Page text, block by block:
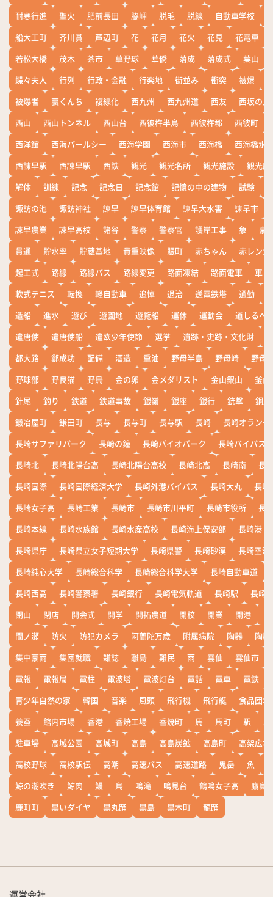
耐寒行進
聖火 肥前長田 脇岬 脱毛 脱線 自動車学校
船大工町
芥川賞 芦辺町 花 花月 花火 花見 花電車
若松大橋
茂木 茶市 草野球 華僑 落成 落成式 葉山
蝶々夫人
行列 行政・金融 行楽地 街並み 衝突 被爆
被爆者
裏くんち 複線化 西九州 西九州道 西友
西坂の丘
西山
西山トンネル 西山台 西彼杵半島 西彼杵郡 西彼町
西洋館
西海パールシー 西海学園 西海市 西海橋
西海橋水
西諌早駅
西諫早駅 西鉄 観光 観光名所 観光施設
観光船
解体
訓練 記念 記念日 記念館 記憶の中の建物 試験
諏訪の池
諏訪神社 諫早 諫早体育館 諫早大水害 諫早市
諫早農業
諫早高校 諸谷 警察 警察官 護岸工事 象
豪
貫通
貯水率 貯蔵基地 貴重映像 賑町 赤ちゃん
赤レンガ
起工式
路線 路線バス 路線変更 路面凍結 路面電車
車
軟式テニス
転換 軽自動車 追悼 退治 送電鉄塔 通勤
造船
進水 遊び 遊園地 遊覧船 運休 運動会
道しるべ
遣唐使
遣唐使船 遣欧少年使節 選挙 遺跡・史跡・文化財
都大路
鄭成功 配備 酒造 重油 野母半島 野母崎
野母
野球部
野良猫 野鳥 金の卵 金メダリスト 金山銀山
釜山
針尾
釣り 鉄道 鉄道事故 銀嶺 銀座 銀行 銃撃
銅座
鍛冶屋町
鎌田町 長与 長与町 長与駅 長崎
長崎オランダ
長崎サファリパーク
長崎の鐘 長崎バイオパーク
長崎バイパス
長崎北
長崎北陽台高 長崎北陽台高校 長崎北高 長崎南
長
長崎国際
長崎国際経済大学 長崎外港バイパス 長崎大丸
長崎
長崎女子高
長崎工業 長崎市 長崎市川平町 長崎市役所
長
長崎本線
長崎水族館 長崎水産高校 長崎海上保安部
長崎港
長崎県庁
長崎県立女子短期大学 長崎県警 長崎砂漠
長崎空港
長崎純心大学
長崎総合科学 長崎総合科学大学 長崎自動車道
長崎西高
長崎警察署 長崎銀行 長崎電気軌道 長崎駅
長崎
閉山
閉店 開会式 開学 開拓農道 開校 開業 開港
間ノ瀬
防火 防犯カメラ 阿蘭陀万歳 附属病院 陶器
陶器
集中豪雨
集団就職 雑誌 離島 難民 雨 雲仙 雲仙市
電報
電報局 電柱 電波塔 電波灯台 電話 電車 電鉄
青少年自然の家
韓国 音楽 風頭 飛行機 飛行艇
食品団地
養蚕
館内市場 香港 香焼工場 香焼町 馬 馬町 駅
駐車場
高城公園 高城町 高島 高島炭鉱 高島町
高架広場
高校野球
高校駅伝 高潮 高速バス 高速道路 鬼岳 魚
鯨の潮吹き
鯨肉 鰻 鳥 鳴滝 鳴見台 鶴鳴女子高
鷹島
鹿町町
黒いダイヤ 黒丸踊 黒島 黒木町 龍踊
運営会社